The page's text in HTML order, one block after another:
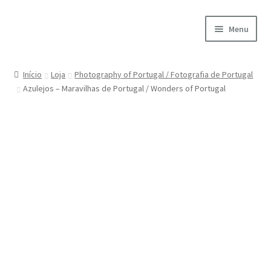
Menu
A minha conta
Início Loja
Photography of Portugal / Fotografia de Portugal
Azulejos – Maravilhas de Portugal / Wonders of Portugal